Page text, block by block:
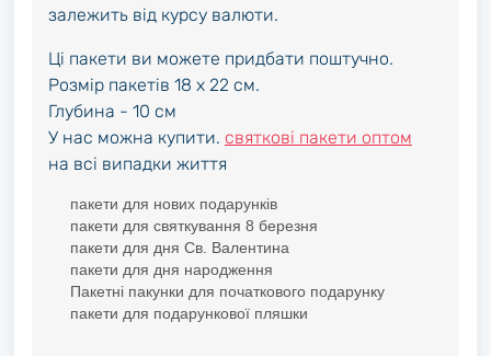
залежить від курсу валюти.
Ці пакети ви можете придбати поштучно.
Розмір пакетів 18 x 22 см.
Глубина - 10 см
У нас можна купити. святкові пакети оптом
на всі випадки життя
пакети для нових подарунків
пакети для святкування 8 березня
пакети для дня Св. Валентина
пакети для дня народження
Пакетні пакунки для початкового подарунку
пакети для подарункової пляшки